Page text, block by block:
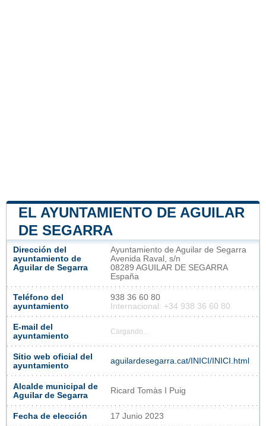
EL AYUNTAMIENTO DE AGUILAR
DE SEGARRA
Dirección del
ayuntamiento de
Aguilar de Segarra
Ayuntamiento de Aguilar de Segarra
Avenida Raval, s/n
08289 AGUILAR DE SEGARRA
España
Teléfono del
ayuntamiento
938 36 60 80
Internacional: +34 938 36 60 80
E-mail del
ayuntamiento
Cargando...
Sitio web oficial del
ayuntamiento
aguilardesegarra.cat/INICI/INICI.html
Alcalde municipal de
Aguilar de Segarra
Ricard Tomàs I Puig
Fecha de elección 17 Junio 2023